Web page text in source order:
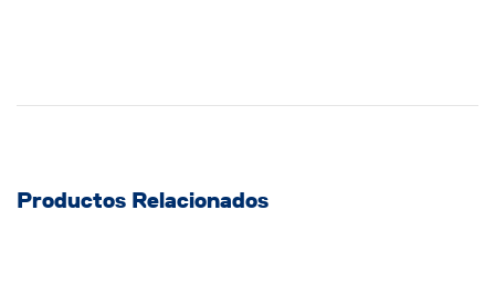
Productos Relacionados